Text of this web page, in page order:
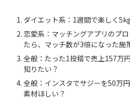
ダイエット系：1週間で楽しく
恋愛系：マッチングアプリのプ
たら、マッチ数が3倍になった施
全般：たった1投稿で売上157万
知りたい？
全般：インスタでサジーを50万
素材ほしい？